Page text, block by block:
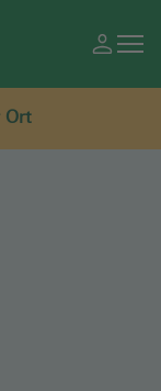
Ort